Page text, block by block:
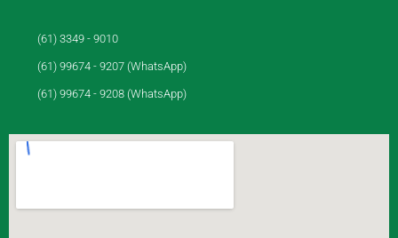
(61) 3349 - 9010
(61) 99674 - 9207 (WhatsApp)
(61) 99674 - 9208 (WhatsApp)